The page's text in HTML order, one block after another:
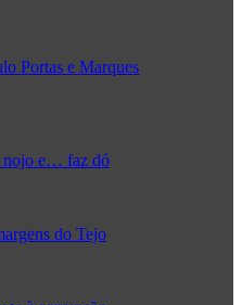
Portas e Marques
nojo e… faz dó
do Tejo